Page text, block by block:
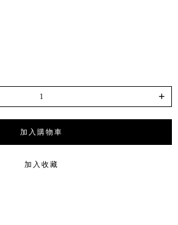
+
加入購物車
加入收藏